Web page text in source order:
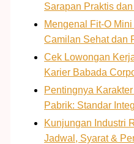
Sarapan Praktis
Mengenal Fit-O
Camilan Sehat dan
Cek Lowongan
Karier Babada
Pentingnya
Pabrik: Standar
Kunjungan Industri
Jadwal, Syarat &